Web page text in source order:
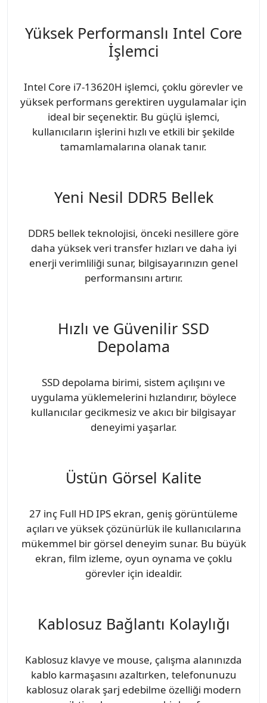
Yüksek Performanslı Intel Core
İşlemci
Intel Core i7-13620H işlemci, çoklu görevler ve
yüksek performans gerektiren uygulamalar için
ideal bir seçenektir. Bu güçlü işlemci,
kullanıcıların işlerini hızlı ve etkili bir şekilde
tamamlamalarına olanak tanır.
Yeni Nesil DDR5 Bellek
DDR5 bellek teknolojisi, önceki nesillere göre
daha yüksek veri transfer hızları ve daha iyi
enerji verimliliği sunar, bilgisayarınızın genel
performansını artırır.
Hızlı ve Güvenilir SSD
Depolama
SSD depolama birimi, sistem açılışını ve
uygulama yüklemelerini hızlandırır, böylece
kullanıcılar gecikmesiz ve akıcı bir bilgisayar
deneyimi yaşarlar.
Üstün Görsel Kalite
27 inç Full HD IPS ekran, geniş görüntüleme
açıları ve yüksek çözünürlük ile kullanıcılarına
mükemmel bir görsel deneyim sunar. Bu büyük
ekran, film izleme, oyun oynama ve çoklu
görevler için idealdir.
Kablosuz Bağlantı Kolaylığı
Kablosuz klavye ve mouse, çalışma alanınızda
kablo karmaşasını azaltırken, telefonunuzu
kablosuz olarak şarj edebilme özelliği modern